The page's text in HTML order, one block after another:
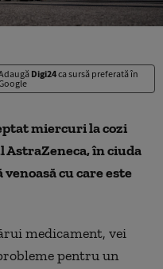
Digi24ca sursă preferată în
miercuri la cozi
în ciuda
cu care este
medicament, vei
pentru un